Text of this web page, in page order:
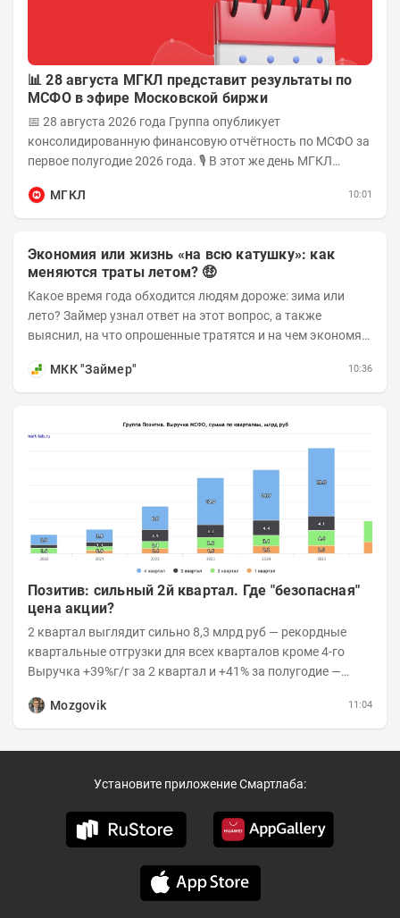
📊 28 августа МГКЛ представит результаты по
МСФО в эфире Московской биржи
📅 28 августа 2026 года Группа опубликует
консолидированную финансовую отчётность по МСФО за
первое полугодие 2026 года. 🎙 В этот же день МГКЛ
МГКЛ
10:01
Экономия или жизнь «на всю катушку»: как
меняются траты летом? 🤑
Какое время года обходится людям дороже: зима или
лето? Займер узнал ответ на этот вопрос, а также
выяснил, на что опрошенные тратятся и на чем экономят
МКК "Займер"
10:36
Позитив: сильный 2й квартал. Где "безопасная"
цена акции?
2 квартал выглядит сильно 8,3 млрд руб — рекордные
квартальные отгрузки для всех кварталов кроме 4-го
Выручка +39%г/г за 2 квартал и +41% за полугодие —
Mozgovik
11:04
Установите приложение Смартлаба: